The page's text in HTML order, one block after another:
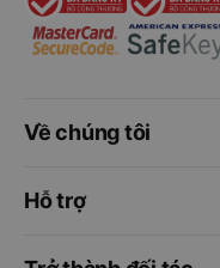
Về chúng tôi
Hỗ trợ